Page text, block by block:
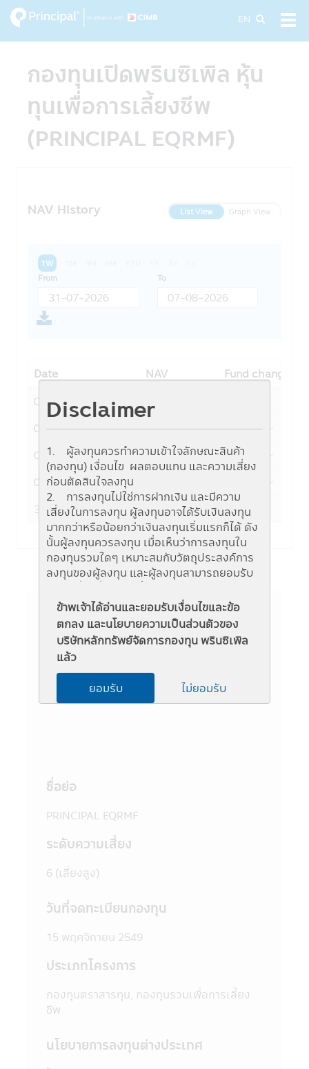
Disclaimer
1. ผู้ลงทุนควรทำความเข้าใจลักษณะสินค้า
(กองทุน) เงื่อนไข ผลตอบแทน และความเสี่ยง
ก่อนตัดสินใจลงทุน
2. การลงทุนไม่ใช่การฝากเงิน และมีความ
เสี่ยงในการลงทุน ผู้ลงทุนอาจได้รับเงินลงทุน
มากกว่าหรือน้อยกว่าเงินลงทุนเริ่มแรกก็ได้ ดัง
นั้นผู้ลงทุนควรลงทุน เมื่อเห็นว่าการลงทุนใน
กองทุนรวมใดๆ เหมาะสมกับวัตถุประสงค์การ
ลงทุนของผู้ลงทุน และผู้ลงทุนสามารถยอมรับ
รวมนั้นๆ ได้
3. ผู้สนใจลงทุนควรศึกษาข้อมูลในหนังสือชี้
ชวนให้เข้าใจก่อนซื้อหน่วยลงทุน และทำความ
เข้าใจเกี่ยวกับ "นโยบายการลงทุน" "ประเภท
หลักทรัพย์ที่จะลงทุน" "อัตราส่วนการลงทุน"
"ความเสี่ยงในการลงทุนของกองทุนรวม" และ
"คำเตือน/ข้อแนะนำ" และควรเก็บใว้เป็นข้อมูล
4. บริษัทจัดการอาจลงทุนในหลักทรัพย์ หรือ
บริษัทจัดการลงทุนในหลักทรัพย์ หรือทรัพย์สิน
กรรมการ ก.ล.ต. กำหนด ทั้งนี้ผู้ที่สนใจจะลงทุน
จัดการในรายละเอียด สามารถขอดูข้อมูลได้ที่
ตั้งจากบริษัทจัดการทุกแห่ง และสำนักงานคณะ
5. ในบางกองทุนที่มีการลงทุนกระจุกตัวใน
ประเทศใดประเทศหนึ่ง ผู้ลงทุนควรศึกษาข้อมูล
6. ในกรณีที่มีเหตุการณ์ไม่ปกติ ผู้ลงทุนอาจไม่
ได้รับชำระเงินค่าขายคืนหน่วยลงทุนภายในระยะ
ลงทุนได้ตามที่มีคำสั่งไว้ หรืออาจได้รับชำระเงิน
ข้าพเจ้าได้อ่านและยอมรับเงื่อนไขและข้อ
ตกลง และนโยบายความเป็นส่วนตัวของ
บริษัทหลักทรัพย์จัดการกองทุน พรินซิเพิล
แล้ว
ยอมรับ ไม่ยอมรับ
Skip
to
main
EN
กองทุนเปิดพรินซิเพิล หุ้น
ทุนเพื่อการเลี้ยงชีพ
(PRINCIPAL EQRMF)
NAV History List View Graph View
1W
From
To
Date NAV
Fund change
06-08-2026
05-08-2026
19.6754
-0.0869
04-08-2026
19.7623
-0.0546
03-08-2026
31-07-2026
19.8465 0.3027
ข้อมูลกองทุน
รองรับกองทุนสำรองเลี้ยงชีพ
ชื่อย่อ
PRINCIPAL EQRMF
ระดับความเสี่ยง
6 (เสี่ยงสูง)
วันที่จดทะเบียนกองทุน
15 พฤศจิกายน 2549
ประเภทโครงการ
กองทุนตราสารทุน, กองทุนรวมเพื่อการเลี้ยง
ชีพ
นโยบายการลงทุนต่างประเทศ